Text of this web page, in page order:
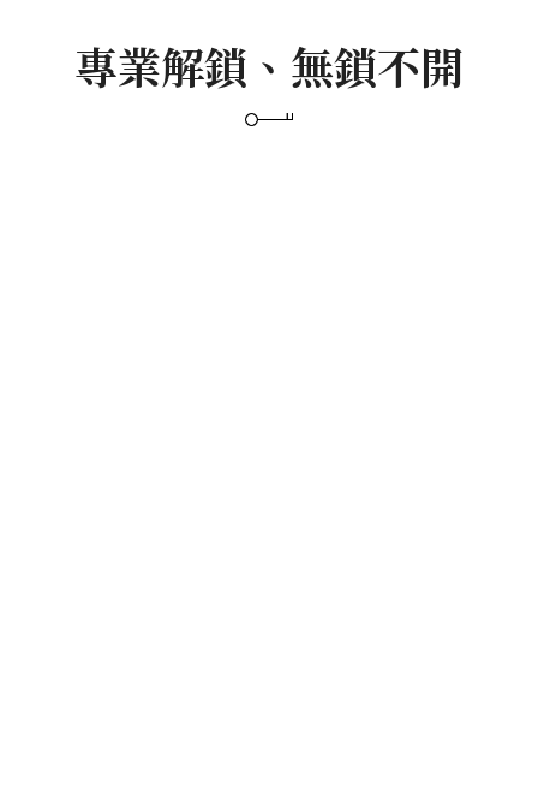
專業解鎖、無鎖不開